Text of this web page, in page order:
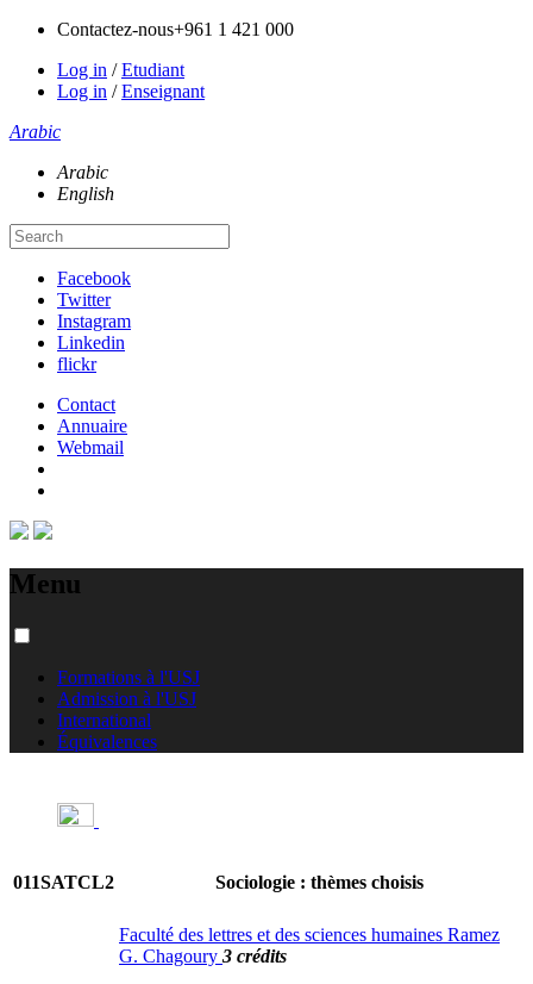
Contactez-nous+961 1 421 000
Log in /Etudiant
Log in /Enseignant
Arabic
Arabic
English
Facebook
Twitter
Instagram
Linkedin
flickr
Contact
Annuaire
Webmail
Menu
Formations à l'USJ
Admission à l'USJ
International
Équivalences
011SATCL2 Sociologie : thèmes choisis
Faculté des lettres et des sciences humaines Ramez
G. Chagoury 3 crédits